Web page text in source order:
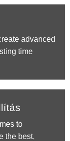
advanced
time
to
the best,